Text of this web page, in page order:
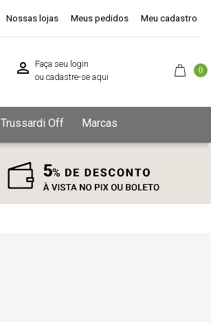
Nossas lojas Meus pedidos Meu cadastro
Faça seu login
ou cadastre-se aqui
0
Trussardi Off Marcas